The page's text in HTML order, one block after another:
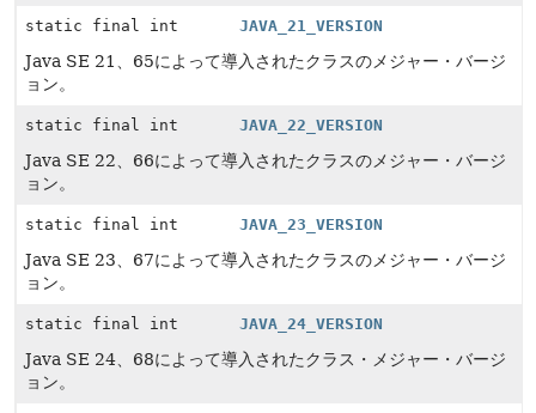
static final int JAVA_21_VERSION
Java SE 21、65によって導入されたクラスのメジャー・バージ
ョン。
static final int JAVA_22_VERSION
Java SE 22、66によって導入されたクラスのメジャー・バージ
ョン。
static final int JAVA_23_VERSION
Java SE 23、67によって導入されたクラスのメジャー・バージ
ョン。
static final int JAVA_24_VERSION
Java SE 24、68によって導入されたクラス・メジャー・バージ
ョン。